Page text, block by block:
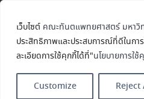
เว็บไซต์ คณะทันตแพทยศาสตร์ มหาวิ
ประสิทธิภาพและประสบการณ์ที่ดีในกา
ละเอียดการใช้คุกกี้ได้ที่"นโยบายการใช้
Customize Reject
News:
คณะทันตแพทยศาสตร์
มหาวิทยาลัยนเรศวร ร่วมออ
ประชาสัมพันธ์ หลักสูตรทันต
ประกาศนียบัตรผู้ช่วยทันตแ
ในโครงการ Open House